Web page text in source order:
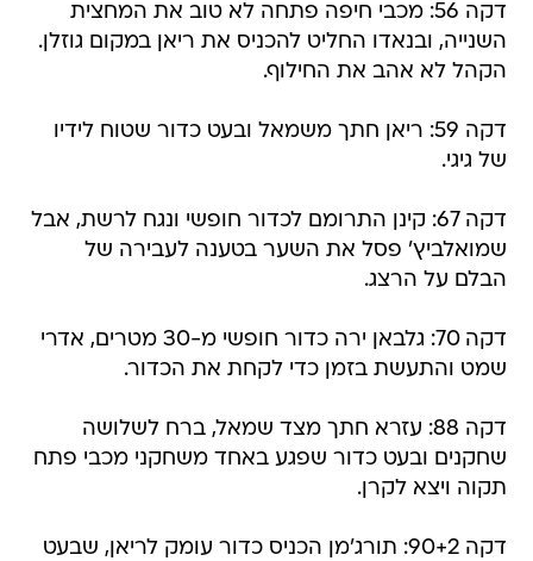
דקה 56: מכבי חיפה פתחה לא טוב את המחצית
השנייה, ובנאדו החליט להכניס את ריאן במקום גוזלן.
הקהל לא אהב את החילוף.
דקה 59: ריאן חתך משמאל ובעט כדור שטוח לידיו
של גיגי.
דקה 67: קינן התרומם לכדור חופשי ונגח לרשת, אבל
שמואלביץ' פסל את השער בטענה לעבירה של
הבלם על הרצג.
דקה 70: גלבאן ירה כדור חופשי מ-30 מטרים, אדרי
שמט והתעשת בזמן כדי לקחת את הכדור.
דקה 88: עזרא חתך מצד שמאל, ברח לשלושה
שחקנים ובעט כדור שפגע באחד משחקני מכבי פתח
תקוה ויצא לקרן.
דקה 90+2: תורג'מן הכניס כדור עומק לריאן, שבעט